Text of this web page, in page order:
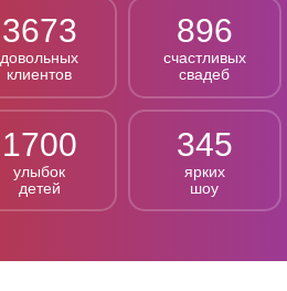
3673
довольных
клиентов
896
счастливых
свадеб
1700
улыбок
детей
345
ярких
шоу